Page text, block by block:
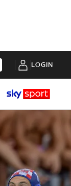
LOGIN